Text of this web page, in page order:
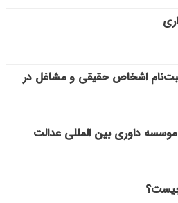
اشخاص حقیقی و مشاغل در
موسسه داوری بین المللی عدالت